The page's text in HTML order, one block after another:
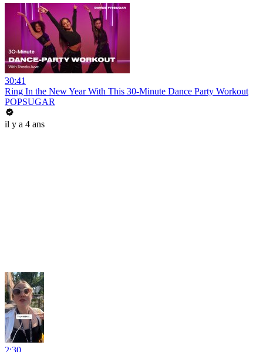
30:41
Ring In the New Year With This 30-Minute Dance Party Workout
POPSUGAR
il y a 4 ans